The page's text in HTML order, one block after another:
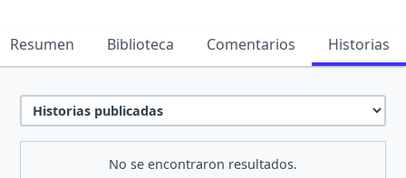
Resumen Biblioteca Comentarios Historias
No se encontraron resultados.